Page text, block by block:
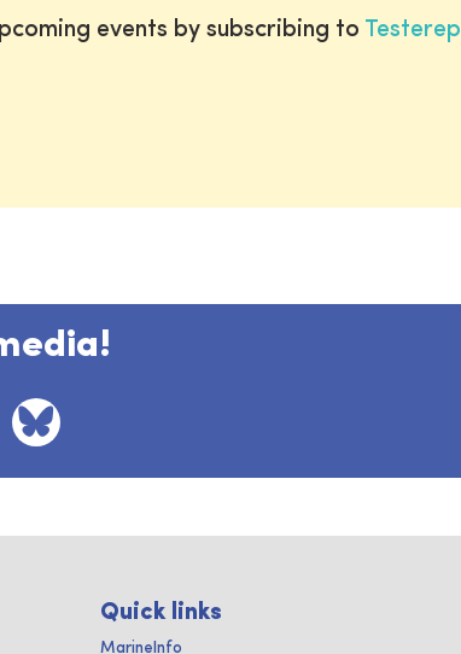
events by subscribing to Testerep
Quick links
MarineInfo